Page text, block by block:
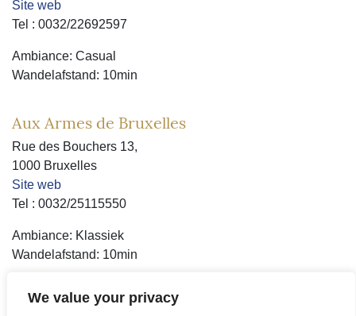
We value your privacy
Site web
Tel : 0032/22692597
Ambiance: Casual
Wandelafstand: 10min
Aux Armes de Bruxelles
Rue des Bouchers 13,
1000 Bruxelles
Site web
Tel : 0032/25115550
Ambiance: Klassiek
Wandelafstand: 10min
Les Brigittines